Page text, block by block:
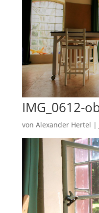
IMG_0612-
von Alexander Hertel |